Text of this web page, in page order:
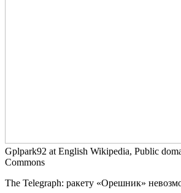
Gplpark92 at English Wikipedia, Public
Commons
The Telegraph: ракету «Орешник»